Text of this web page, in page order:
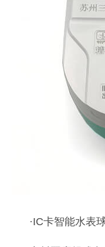
·IC卡智能水表